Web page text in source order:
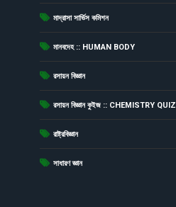
মাদ্রাসা সার্ভিস কমিশন
মানবদেহ :: HUMAN BODY
রসায়ন বিজ্ঞান
রসায়ন বিজ্ঞান কুইজ :: CHEMISTRY QUIZ
রাষ্ট্রবিজ্ঞান
সাধারণ জ্ঞান